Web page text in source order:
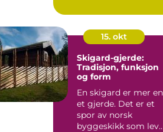
15. okt
Skigard-gjerde:
Tradisjon, funksjon
og form
En skigard er mer
et gjerde. Det er et
spor av norsk
byggeskikk som